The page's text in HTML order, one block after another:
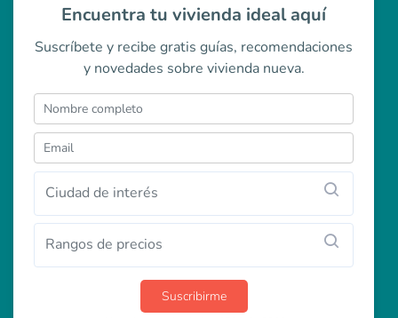
Encuentra tu vivienda ideal aquí
Suscríbete y recibe gratis guías, recomendaciones
y novedades sobre vivienda nueva.
Ciudad de interés
Rangos de precios
Suscribirme